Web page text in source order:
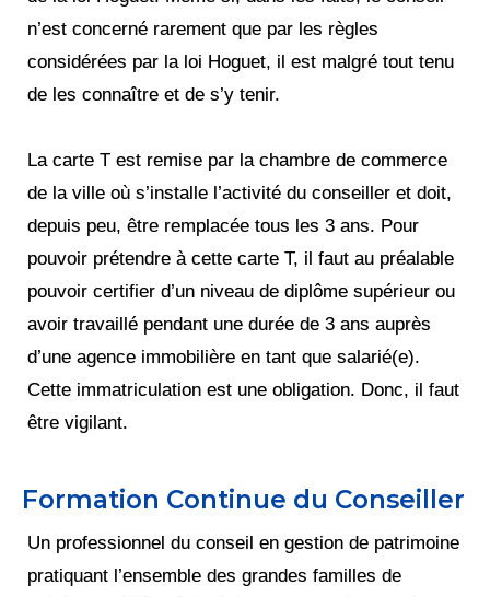
n’est concerné rarement que par les règles
considérées par la loi Hoguet, il est malgré tout tenu
de les connaître et de s’y tenir.
La carte T est remise par la chambre de commerce
de la ville où s’installe l’activité du conseiller et doit,
depuis peu, être remplacée tous les 3 ans. Pour
pouvoir prétendre à cette carte T, il faut au préalable
pouvoir certifier d’un niveau de diplôme supérieur ou
avoir travaillé pendant une durée de 3 ans auprès
d’une agence immobilière en tant que salarié(e).
Cette immatriculation est une obligation. Donc, il faut
être vigilant.
Formation Continue du Conseiller
Un professionnel du conseil en gestion de patrimoine
pratiquant l’ensemble des grandes familles de